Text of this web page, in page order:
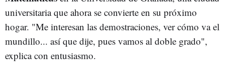
universitaria que ahora se convierte en su próximo
hogar. "Me interesan las demostraciones, ver cómo va el
mundillo... así que dije, pues vamos al doble grado",
explica con entusiasmo.